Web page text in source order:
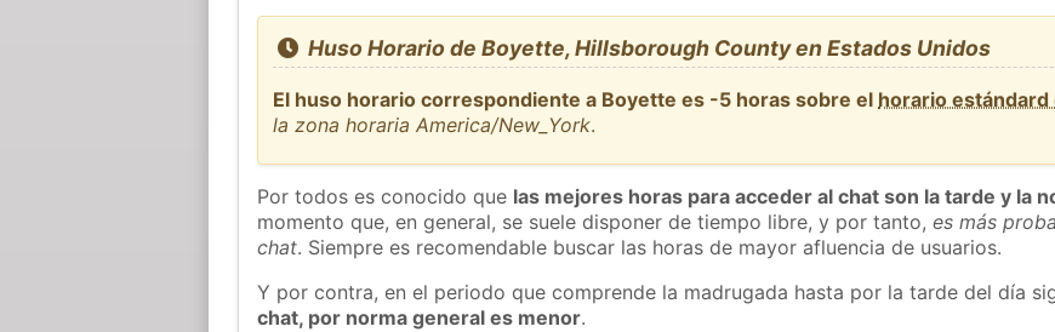
Huso Horario de Boyette, Hillsborough County en Estados Unidos
El huso horario correspondiente a Boyette es -5 horas sobre el horario estándard
la zona horaria America/New_York.
Por todos es conocido que las mejores horas para acceder al chat son la tarde y la
momento que, en general, se suele disponer de tiempo libre, y por tanto,es más
chat. Siempre es recomendable buscar las horas de mayor afluencia de usuarios.
Y por contra, en el periodo que comprende la madrugada hasta por la tarde del día
chat, por norma general es menor.